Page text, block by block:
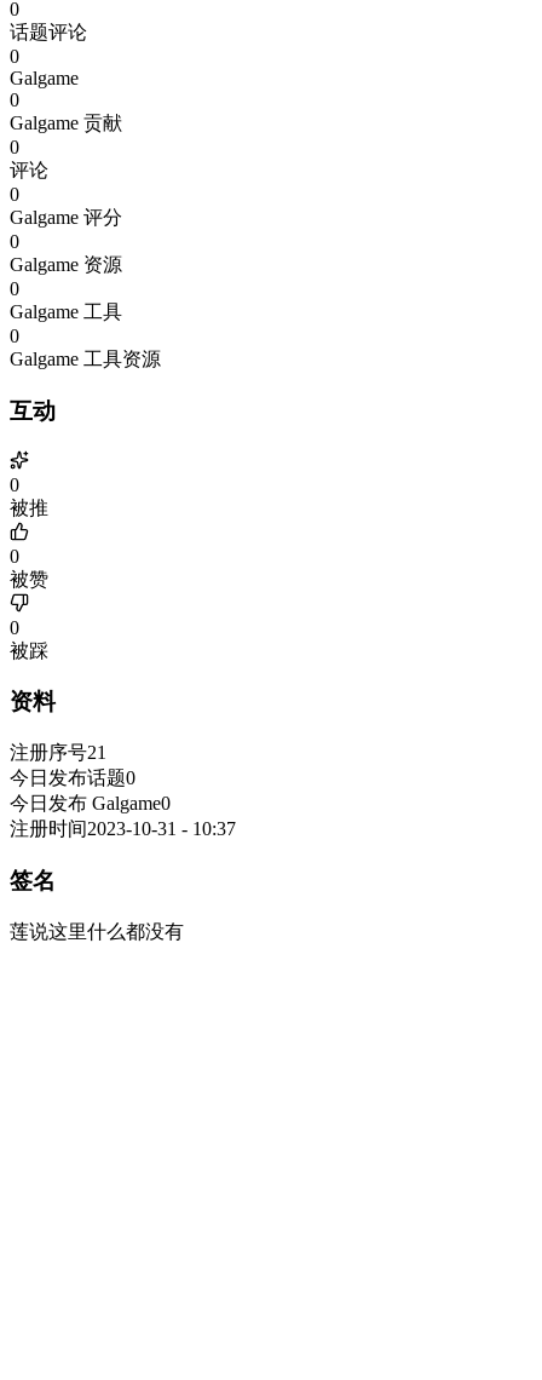
0
话题评论
0
Galgame
0
Galgame 贡献
0
评论
0
Galgame 评分
0
Galgame 资源
0
Galgame 工具
0
Galgame 工具资源
互动
0
被推
0
被赞
0
被踩
资料
注册序号21
今日发布话题0
今日发布 Galgame0
注册时间2023-10-31 - 10:37
签名
莲说这里什么都没有